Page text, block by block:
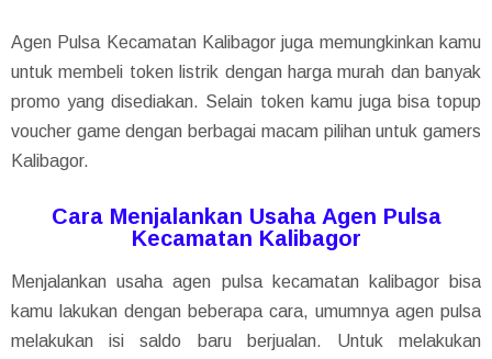
Agen Pulsa Kecamatan Kalibagor juga memungkinkan kamu
untuk membeli token listrik dengan harga murah dan banyak
promo yang disediakan. Selain token kamu juga bisa topup
voucher game dengan berbagai macam pilihan untuk gamers
Kalibagor.
Cara Menjalankan Usaha Agen Pulsa
Kecamatan Kalibagor
Menjalankan usaha agen pulsa kecamatan kalibagor bisa
kamu lakukan dengan beberapa cara, umumnya agen pulsa
melakukan isi saldo baru berjualan. Untuk melakukan